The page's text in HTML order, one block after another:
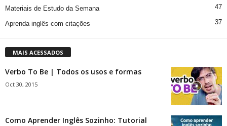
Materiais de Estudo da Semana 47
Aprenda inglês com citações 37
MAIS ACESSADOS
Verbo To Be | Todos os usos e formas
Oct 30, 2015
Como Aprender Inglês Sozinho: Tutorial